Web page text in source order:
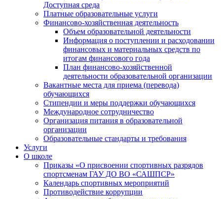
Доступная среда
Платные образовательные услуги
Финансово-хозяйственная деятельность
Объем образовательной деятельности
Информация о поступлении и расходовании
финансовых и материальных средств по
итогам финансового года
План финансово-хозяйственной
деятельности образовательной организации
Вакантные места для приема (перевода)
обучающихся
Стипендии и меры поддержки обучающихся
Международное сотрудничество
Организация питания в образовательной
организации
Образовательные стандарты и требования
Услуги
О школе
Приказы «О присвоении спортивных разрядов
спортсменам ГАУ ДО ВО «САШПСР»
Календарь спортивных мероприятий
Противодействие коррупции